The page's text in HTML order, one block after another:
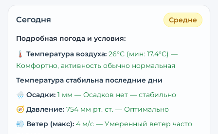
Сегодня Средне
Подробная погода и условия:
🌡️ Температура воздуха: 26°C (мин: 17.4°C) —
Комфортно, активность обычно нормальная
Температура стабильна последние дни
🌧️ Осадки: 1 мм — Осадков нет — стабильно
🧭 Давление: 754 мм рт. ст. — Оптимально
💨 Ветер (макс): 4 м/с — Умеренный ветер часто